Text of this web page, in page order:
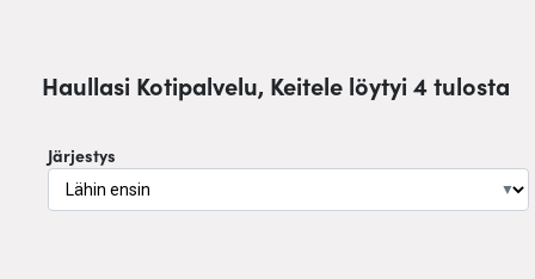
Haullasi Kotipalvelu, Keitele löytyi 4 tulosta
Järjestys
▼